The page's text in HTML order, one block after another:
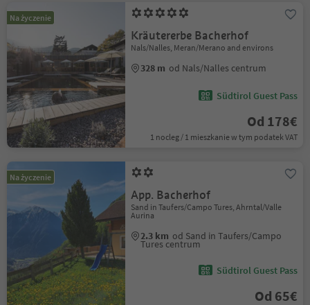
Na życzenie
Kräutererbe Bacherhof
Nals/Nalles, Meran/Merano and environs
328 m od Nals/Nalles centrum
Südtirol Guest Pass
Od 178€
1 nocleg / 1 mieszkanie w tym podatek VAT
Na życzenie
App. Bacherhof
Sand in Taufers/Campo Tures, Ahrntal/Valle
Aurina
2.3 km od Sand in Taufers/Campo
Tures centrum
Südtirol Guest Pass
Od 65€